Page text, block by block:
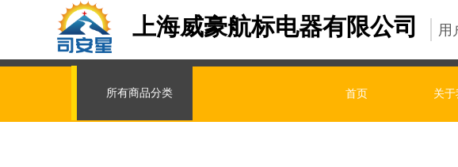
上海威豪航标电器有限公司 用
所有商品分类 首页 关于